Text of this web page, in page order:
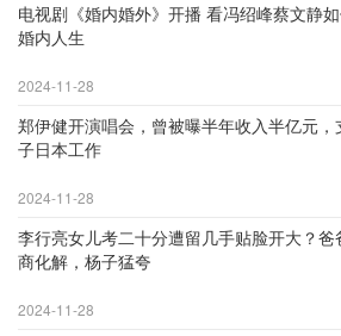
电视剧《婚内婚外》开播 看冯绍峰蔡文静
婚内人生
2024-11-28
郑伊健开演唱会，曾被曝半年收入半亿元，
子日本工作
2024-11-28
李行亮女儿考二十分遭留几手贴脸开大？爸
商化解，杨子猛夸
2024-11-28